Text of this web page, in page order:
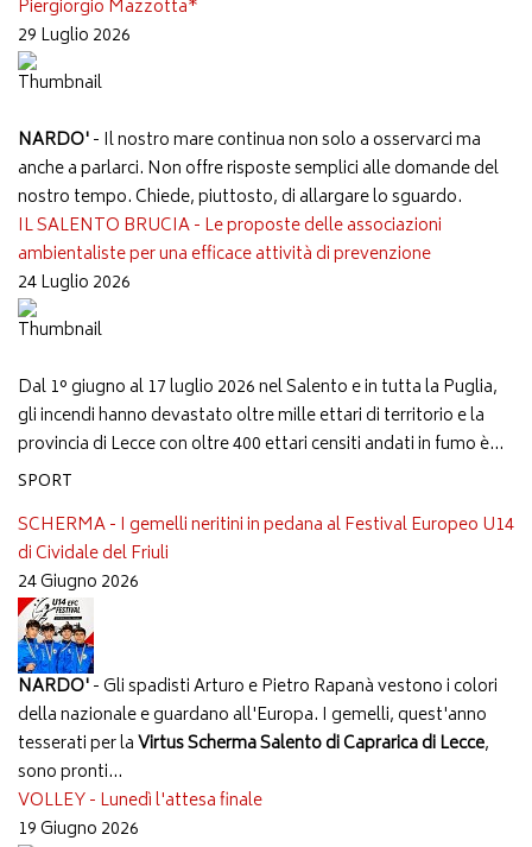
Piergiorgio Mazzotta*
29 Luglio 2026
NARDO'- Il nostro mare continua non solo a osservarci ma
anche a parlarci. Non offre risposte semplici alle domande del
nostro tempo. Chiede, piuttosto, di allargare lo sguardo.
IL SALENTO BRUCIA - Le proposte delle associazioni
ambientaliste per una efficace attività di prevenzione
24 Luglio 2026
Dal 1° giugno al 17 luglio 2026 nel Salento e in tutta la Puglia,
gli incendi hanno devastato oltre mille ettari di territorio e la
provincia di Lecce con oltre 400 ettari censiti andati in fumo è...
SPORT
SCHERMA - I gemelli neritini in pedana al Festival Europeo U14
di Cividale del Friuli
24 Giugno 2026
NARDO'- Gli spadisti Arturo e Pietro Rapanà vestono i colori
della nazionale e guardano all'Europa. I gemelli, quest'anno
tesserati per laVirtus Scherma Salento di Caprarica di Lecce,
sono pronti...
VOLLEY - Lunedì l'attesa finale
19 Giugno 2026